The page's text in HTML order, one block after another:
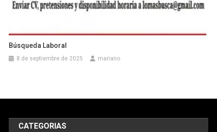
Búsqueda Laboral
8 de septiembre de 2025 mariano
CATEGORIAS